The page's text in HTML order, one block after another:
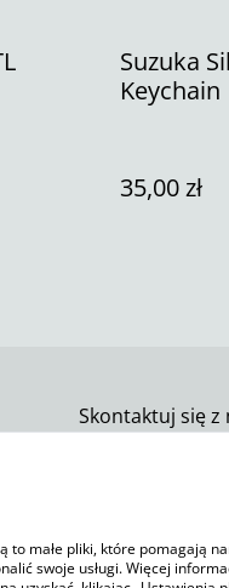
Suzuka
Keychain
35,00 zł
Skontaktuj się z
to małe pliki, które pomagają
swoje usługi. Więcej